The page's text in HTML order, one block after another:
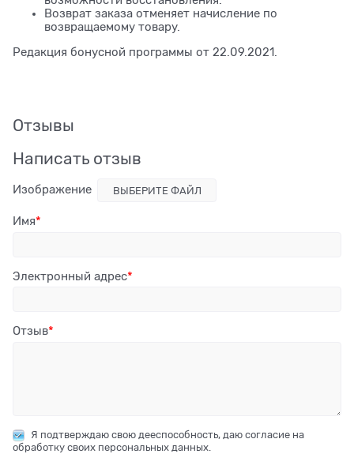
Возврат заказа отменяет начисление по
возвращаемому товару.
Редакция бонусной программы от 22.09.2021.
Отзывы
Написать отзыв
Изображение ВЫБЕРИТЕ ФАЙЛ
Имя
Электронный адрес
Отзыв
Я подтверждаю свою дееспособность, даю согласие на
обработку своих персональных данных.